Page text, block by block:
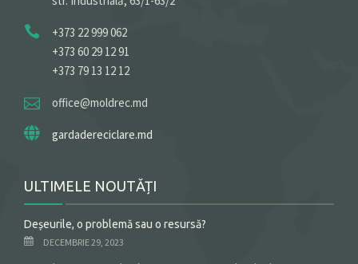
+373 22 999 062
+373 60 29 12 91
+373 79 13 12 12
office@moldrec.md
gardadereciclare.md
ULTIMELE NOUTĂȚI
Deșeurile, o problemă sau o resursă?
DECEMBRIE 29, 2023